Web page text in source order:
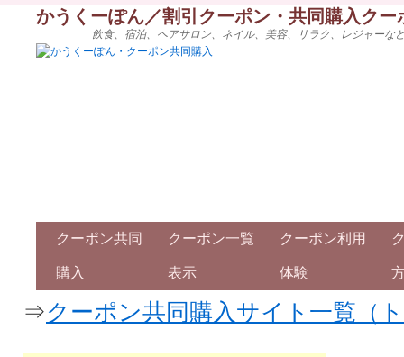
かうくーぽん／割引クーポン・共同購入ク
飲食、宿泊、ヘアサロン、ネイル、美容、リラク、レジャー
クーポン共同
購入
クーポン一覧
表示
クーポン利用
体験
⇒クーポン共同購入サイト一覧（